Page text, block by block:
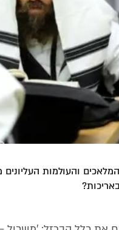
והעולמות העליונים